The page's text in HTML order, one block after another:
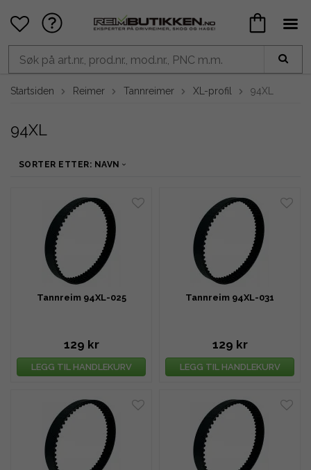
Startsiden Reimer Tannreimer XL-profil 94XL
94XL
SORTER ETTER: NAVN
Tannreim 94XL-025
129 kr
LEGG TIL HANDLEKURV
Tannreim 94XL-031
129 kr
LEGG TIL HANDLEKURV